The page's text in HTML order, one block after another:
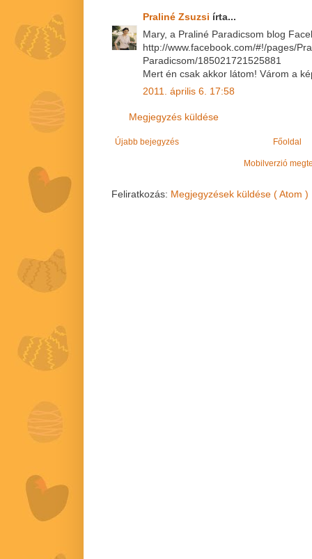
Praliné Zsuzsi írta...
Mary, a Praliné Paradicsom blog
http://www.facebook.com/#!/pages/
Paradicsom/185021721525881
Mert én csak akkor látom! Várom a
2011. április 6. 17:58
Megjegyzés küldése
Újabb bejegyzés Főoldal
Mobilverzió
Feliratkozás: Megjegyzések küldése ( Atom )